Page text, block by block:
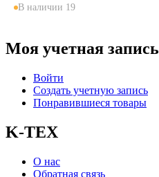
В наличии 19
Моя учетная запись
Войти
Создать учетную запись
Понравившиеся товары
K-TEX
О нас
Обратная связь